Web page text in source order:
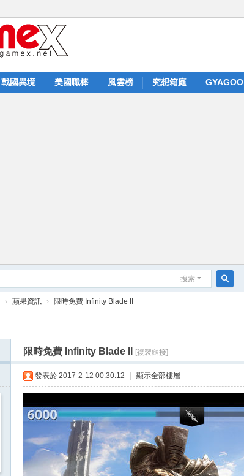
戰國異境 美國職棒 風雲榜 究想箱庭 GYAGOO
搜索
› 蘋果資訊 › 限時免費 Infinity Blade II
限時免費 Infinity Blade II [複製鏈接]
發表於 2017-2-12 00:30:12 顯示全部樓層